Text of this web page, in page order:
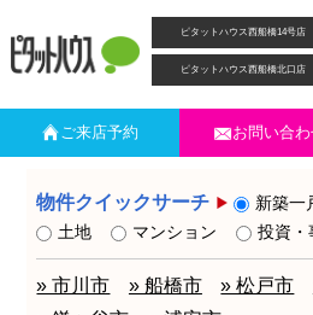
ピタットハウス西船橋14号店
ピタットハウス西船橋北口店
ご来店予約 お問い合
物件クイックサーチ 新築一
土地
マンション 投資・
» 市川市 » 船橋市 » 松戸市